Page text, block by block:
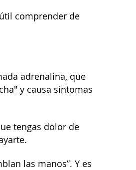
comprender de
adrenalina, que
y causa síntomas
tengas dolor de
las manos”. Y es